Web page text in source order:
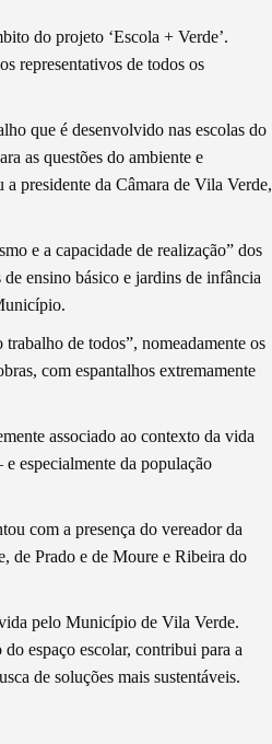
do projeto ‘Escola + Verde’.
representativos de todos os
que é desenvolvido nas escolas do
as questões do ambiente e
presidente da Câmara de Vila Verde,
e a capacidade de realização” dos
ensino básico e jardins de infância
de todos”, nomeadamente os
com espantalhos extremamente
associado ao contexto da vida
especialmente da população
com a presença do vereador da
de Prado e de Moure e Ribeira do
pelo Município de Vila Verde.
espaço escolar, contribui para a
de soluções mais sustentáveis.